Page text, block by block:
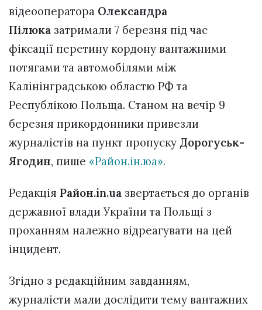
відеооператора Олександра
Пілюка затримали 7 березня під час
фіксації перетину кордону вантажними
потягами та автомобілями між
Калінінградською областю РФ та
Республікою Польща. Станом на вечір 9
березня прикордонники привезли
журналістів на пункт пропуску Дорогуськ-
Ягодин, пише «Район.ін.юа».
Редакція Район.in.ua звертається до органів
державної влади України та Польщі з
проханням належно відреагувати на цей
інцидент.
Згідно з редакційним завданням,
журналісти мали дослідити тему вантажних